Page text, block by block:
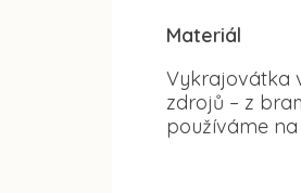
Materiál
Vykrajovátka
zdrojů – z
používáme